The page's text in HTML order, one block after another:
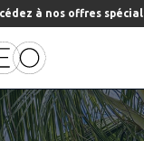
à nos offres